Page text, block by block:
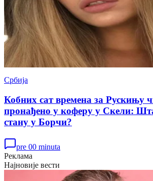
Србија
Кобних сат времена за Рускињу
пронађено у коферу у Скели:
стану у Борчи?
pre 00 minuta
Реклама
Најновије вести